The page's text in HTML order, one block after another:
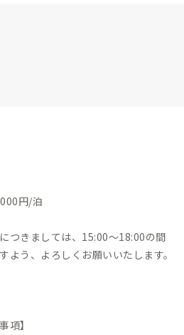
出したい。
からの贈りもの』の制作をきっか
り組んでいます。
り、日々この場所で仕事をしてい
、ぜひ気軽に声をかけていただけた
円/泊
つきましては、15:00〜18:00の間
よう、よろしくお願いいたします。
項】